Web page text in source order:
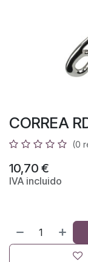
CORREA
(0
10,70 €
IVA incluido